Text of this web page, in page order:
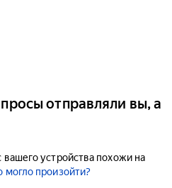
отправляли вы, а
устройства похожи на
могло произойти?